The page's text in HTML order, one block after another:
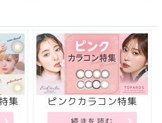
集 ピンクカラコン特集